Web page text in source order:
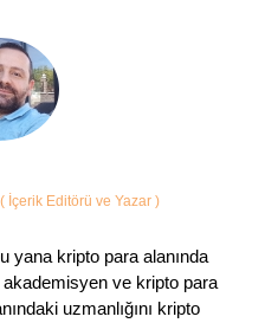
( İçerik Editörü ve Yazar )
yana kripto para alanında
akademisyen ve kripto para
uzmanlığını kripto